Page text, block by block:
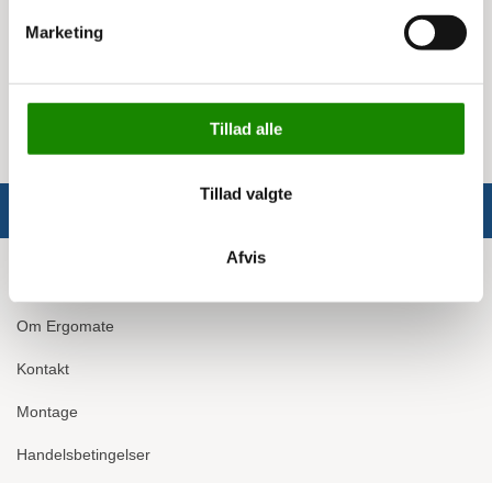
Marketing
Tillad alle
Tillad valgte
Afvis
Volumen: 160 liter
Længde med håndtag: 149 cm
Om Ergomate
Kontakt
Montage
Handelsbetingelser